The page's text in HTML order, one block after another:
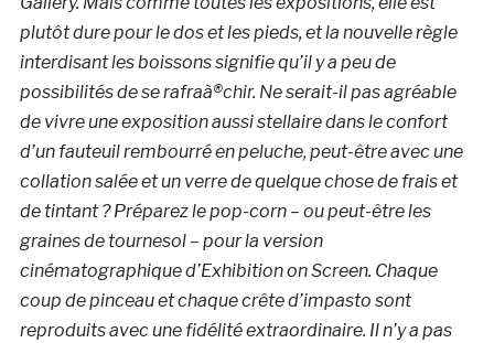
plutôt dure pour le dos et les pieds, et la nouvelle règle
interdisant les boissons signifie qu’il y a peu de
possibilités de se rafraà®chir. Ne serait-il pas agréable
de vivre une exposition aussi stellaire dans le confort
d’un fauteuil rembourré en peluche, peut-être avec une
collation salée et un verre de quelque chose de frais et
de tintant ? Préparez le pop-corn – ou peut-être les
graines de tournesol – pour la version
cinématographique d’Exhibition on Screen. Chaque
coup de pinceau et chaque crête d’impasto sont
reproduits avec une fidélité extraordinaire. Il n’y a pas